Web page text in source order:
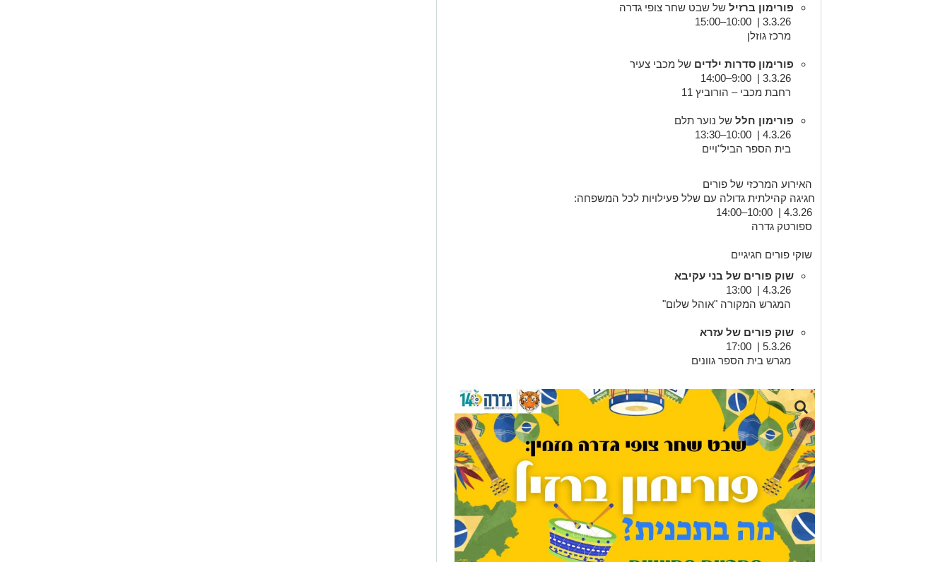
פורימון ברזיל של שבט שחר צופי גדרה
מרכז גוזלן
פורימון סדרות ילדים של מכבי צעיר
רחבת מכבי – הורוביץ 11
פורימון חלל של נוער תלם
בית הספר הביל"ויים
האירוע המרכזי של פורים
חגיגה קהילתית גדולה עם שלל פעילויות לכל המשפחה:
ספורטק גדרה
שוקי פורים חגיגיים
שוק פורים של בני עקיבא
המגרש המקורה "אוהל שלום"
שוק פורים של עזרא
מגרש בית הספר גוונים